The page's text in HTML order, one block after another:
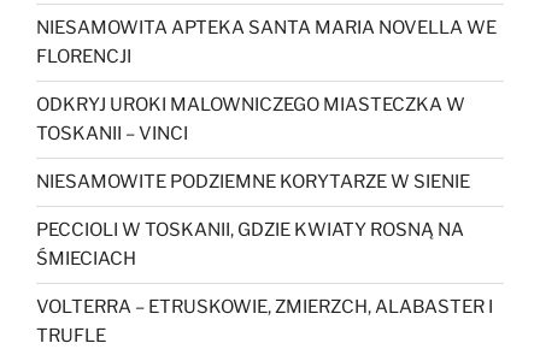
NIESAMOWITA APTEKA SANTA MARIA NOVELLA WE
FLORENCJI
ODKRYJ UROKI MALOWNICZEGO MIASTECZKA W
TOSKANII – VINCI
NIESAMOWITE PODZIEMNE KORYTARZE W SIENIE
PECCIOLI W TOSKANII, GDZIE KWIATY ROSNĄ NA
ŚMIECIACH
VOLTERRA – ETRUSKOWIE, ZMIERZCH, ALABASTER I
TRUFLE